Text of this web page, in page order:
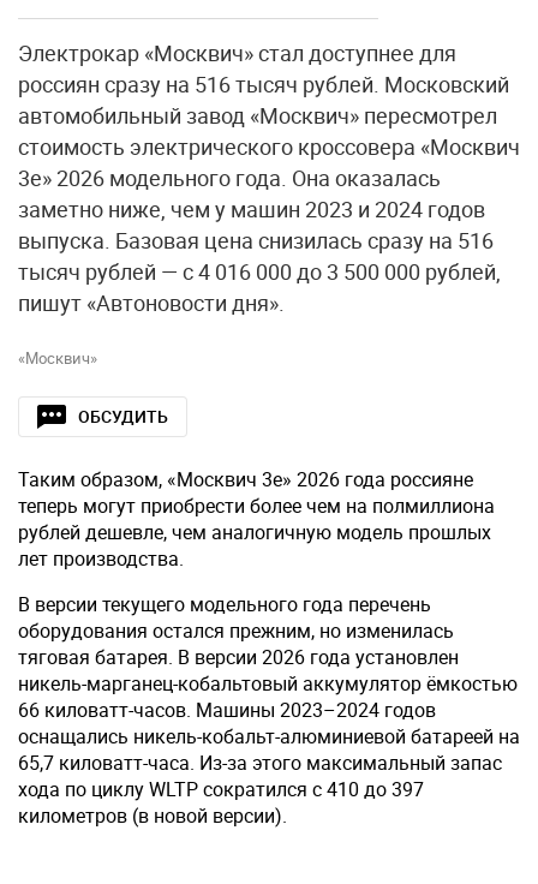
Электрокар «Москвич» стал доступнее для
россиян сразу на 516 тысяч рублей. Московский
автомобильный завод «Москвич» пересмотрел
стоимость электрического кроссовера «Москвич
3е» 2026 модельного года. Она оказалась
заметно ниже, чем у машин 2023 и 2024 годов
выпуска. Базовая цена снизилась сразу на 516
тысяч рублей — с 4 016 000 до 3 500 000 рублей,
пишут «Автоновости дня».
«Москвич»
ОБСУДИТЬ
Таким образом, «Москвич 3е» 2026 года россияне
теперь могут приобрести более чем на полмиллиона
рублей дешевле, чем аналогичную модель прошлых
лет производства.
В версии текущего модельного года перечень
оборудования остался прежним, но изменилась
тяговая батарея. В версии 2026 года установлен
никель-марганец-кобальтовый аккумулятор ёмкостью
66 киловатт-часов. Машины 2023–2024 годов
оснащались никель-кобальт-алюминиевой батареей на
65,7 киловатт-часа. Из-за этого максимальный запас
хода по циклу WLTP сократился с 410 до 397
километров (в новой версии).